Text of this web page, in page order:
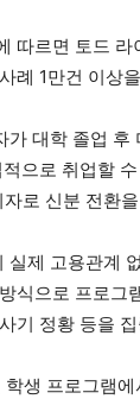
따르면 토드
례 1만건 이상
대학 졸업 후
으로 취업할
로 신분 전환
제 고용관계
식으로 프로
기 정황 등을
생 프로그램